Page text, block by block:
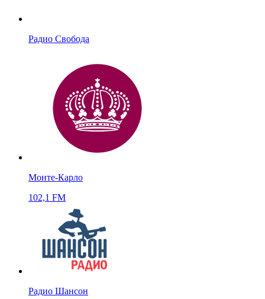
Радио Свобода
Монте-Карло
102,1 FM
Радио Шансон